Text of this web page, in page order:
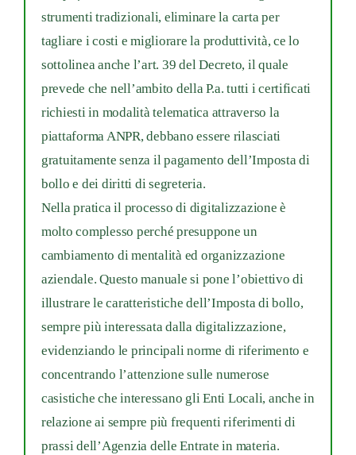
strumenti tradizionali, eliminare la carta per
tagliare i costi e migliorare la produttività, ce lo
sottolinea anche l’art. 39 del Decreto, il quale
prevede che nell’ambito della P.a. tutti i certificati
richiesti in modalità telematica attraverso la
piattaforma ANPR, debbano essere rilasciati
gratuitamente senza il pagamento dell’Imposta di
bollo e dei diritti di segreteria.
Nella pratica il processo di digitalizzazione è
molto complesso perché presuppone un
cambiamento di mentalità ed organizzazione
aziendale. Questo manuale si pone l’obiettivo di
illustrare le caratteristiche dell’Imposta di bollo,
sempre più interessata dalla digitalizzazione,
evidenziando le principali norme di riferimento e
concentrando l’attenzione sulle numerose
casistiche che interessano gli Enti Locali, anche in
relazione ai sempre più frequenti riferimenti di
prassi dell’Agenzia delle Entrate in materia.